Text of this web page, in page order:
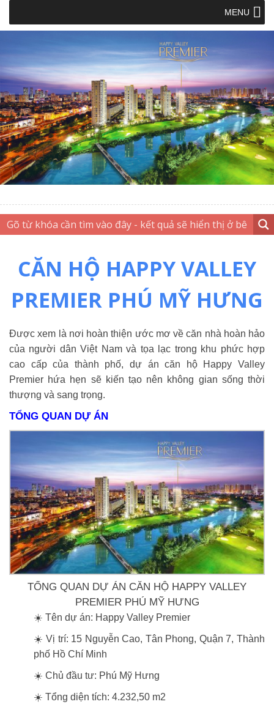
MENU
CĂN HỘ HAPPY VALLEY
PREMIER PHÚ MỸ HƯNG
Được xem là nơi hoàn thiện ước mơ về căn nhà hoàn hảo
của người dân Việt Nam và tọa lạc trong khu phức hợp
cao cấp của thành phố, dự án căn hộ Happy Valley
Premier hứa hẹn sẽ kiến tạo nên không gian sống thời
thượng và sang trọng.
TỔNG QUAN DỰ ÁN
TỔNG QUAN DỰ ÁN CĂN HỘ HAPPY VALLEY
PREMIER PHÚ MỸ HƯNG
☀️ Tên dự án: Happy Valley Premier
☀️ Vị trí: 15 Nguyễn Cao, Tân Phong, Quận 7, Thành
phố Hồ Chí Minh
☀️ Chủ đầu tư: Phú Mỹ Hưng
☀️ Tổng diện tích: 4.232,50 m2